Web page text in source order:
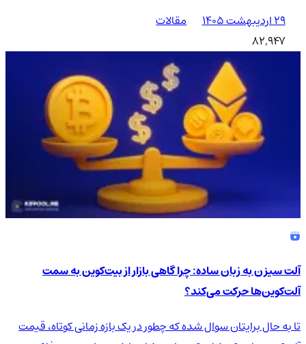
۲۹ اردیبهشت ۱۴۰۵
مقالات
82,947
آلت سیزن به زبان ساده: چرا گاهی بازار از بیت‌کوین به سمت
آلت‌کوین‌ها حرکت می‌کند؟
تا به حال برایتان سوال شده که چطور در یک بازه زمانی کوتاه، قیمت